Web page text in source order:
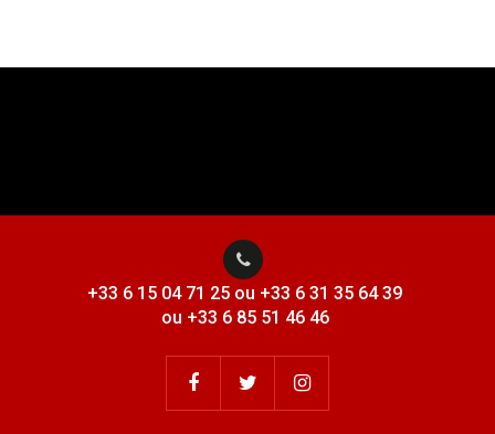
+33 6 15 04 71 25 ou +33 6 31 35 64 39
ou +33 6 85 51 46 46